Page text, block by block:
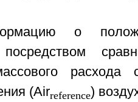
о
расхода
(Airreference)